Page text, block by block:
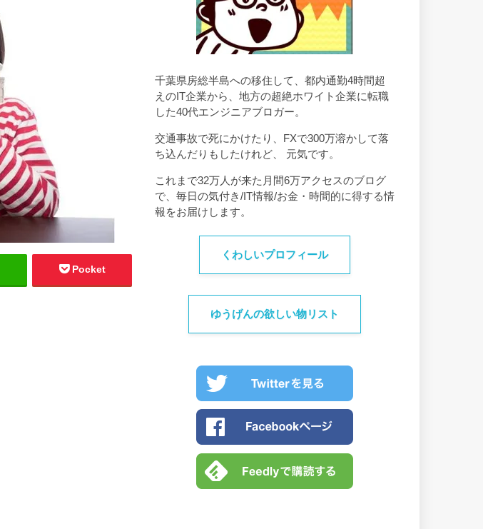
Pocket
千葉県房総半島への移住して、都内通勤4時間超
えのIT企業から、地方の超絶ホワイト企業に転職
した40代エンジニアブロガー。
交通事故で死にかけたり、FXで300万溶かして落
ち込んだりもしたけれど、 元気です。
これまで32万人が来た月間6万アクセスのブログ
で、毎日の気付き/IT情報/お金・時間的に得する情
報をお届けします。
くわしいプロフィール
ゆうげんの欲しい物リスト